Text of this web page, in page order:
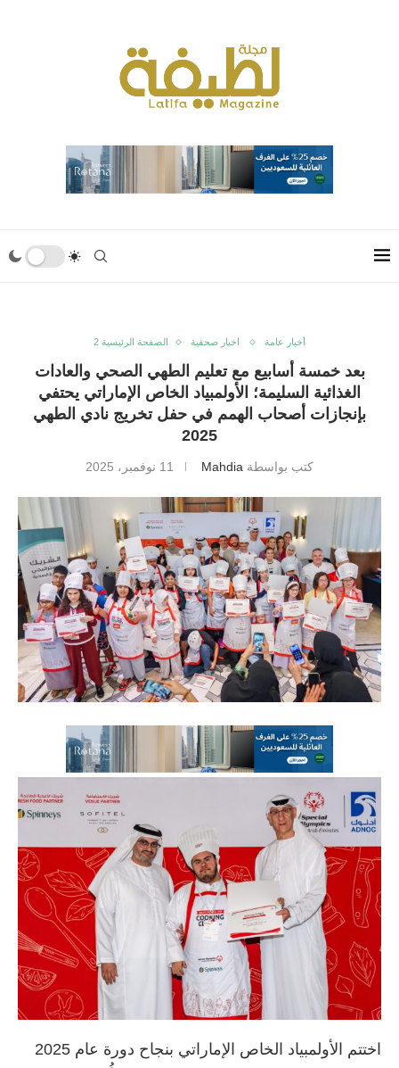
أخبار عامة اخبار صحفية الصفحة الرئيسية 2
بعد خمسة أسابيع مع تعليم الطهي الصحي والعادات
الغذائية السليمة؛ الأولمبياد الخاص الإماراتي يحتفي
بإنجازات أصحاب الهمم في حفل تخريج نادي الطهي
2025
كتب بواسطة Mahdia 11 نوفمبر، 2025
اختتم الأولمبياد الخاص الإماراتي بنجاح دورة عام 2025